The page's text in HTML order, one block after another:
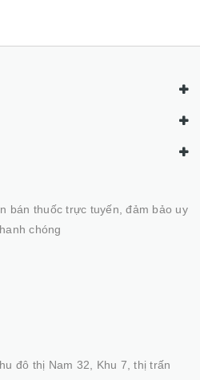
bán thuốc trực tuyến, đảm bảo uy
chóng
đô thị Nam 32, Khu 7, thị trấn